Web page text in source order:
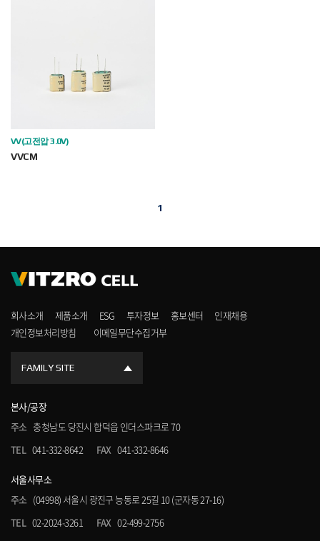
VV(고전압 3.0V)
VVCM
1
회사소개 제품소개 ESG 투자정보 홍보센터
인재채용
개인정보처리방침
이메일무단수집거부
FAMILY SITE
본사/공장
주소 충청남도 당진시 합덕읍 인더스파크로 70
TEL 041-332-8642 FAX 041-332-8646
서울사무소
주소 (04998) 서울시 광진구 능동로 25길 10 (군자동 27-16)
TEL 02-2024-3261 FAX 02-499-2756